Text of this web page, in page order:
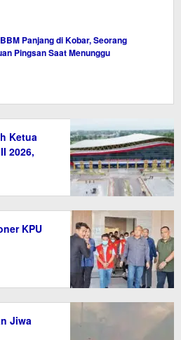
Panjang di Kobar, Seorang
Pingsan Saat Menunggu
Ketua
2026,
KPU
Jiwa